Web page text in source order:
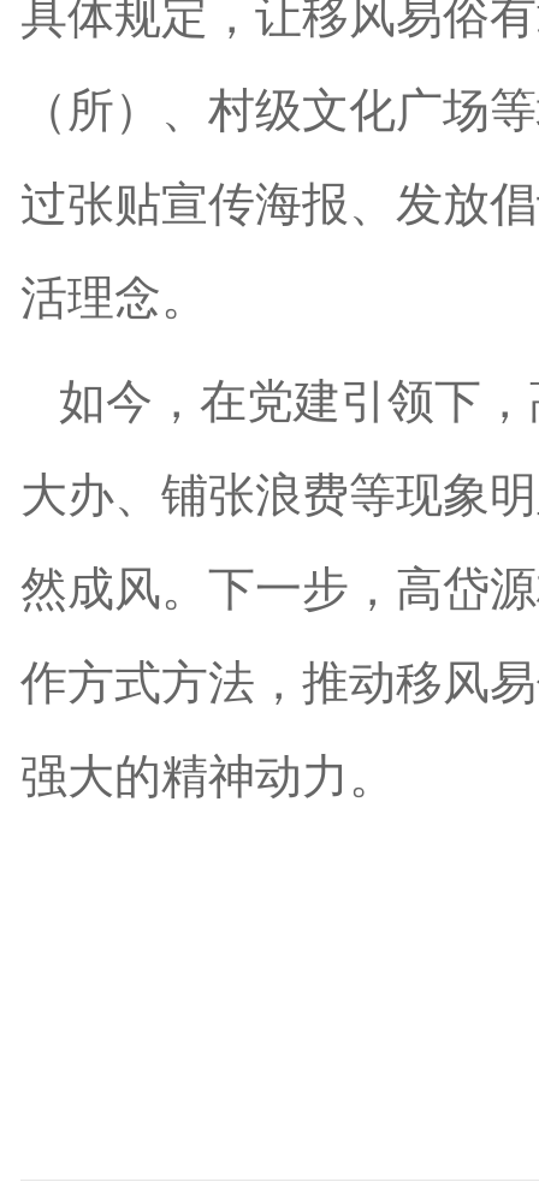
具体规定，让移风易俗
（所）、村级文化广场
过张贴宣传海报、发放
活理念。
如今，在党建引领下
大办、铺张浪费等现象
然成风。下一步，高岱
作方式方法，推动移风
强大的精神动力。